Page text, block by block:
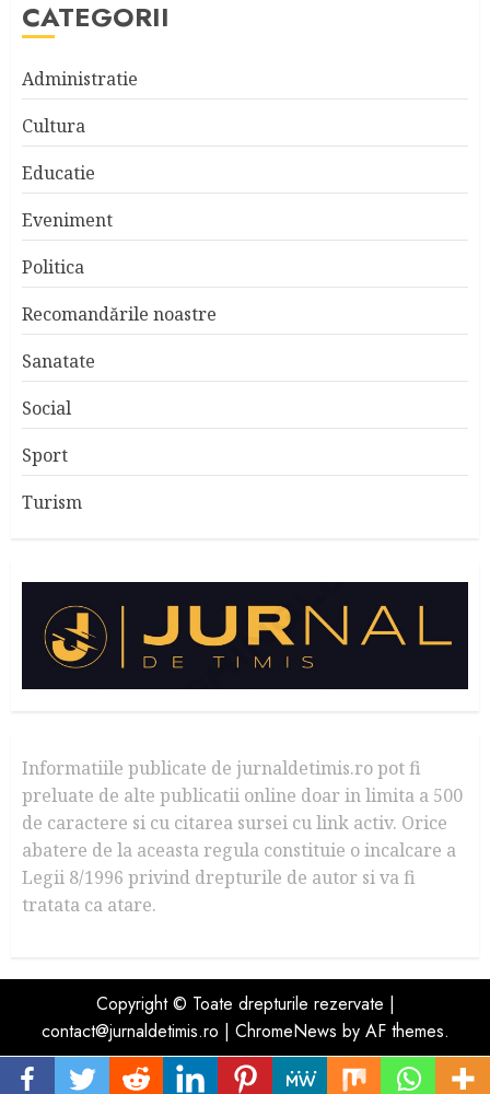
CATEGORII
Administratie
Cultura
Educatie
Eveniment
Politica
Recomandările noastre
Sanatate
Social
Sport
Turism
Informatiile publicate de jurnaldetimis.ro pot fi
preluate de alte publicatii online doar in limita a 500
de caractere si cu citarea sursei cu link activ. Orice
abatere de la aceasta regula constituie o incalcare a
Legii 8/1996 privind drepturile de autor si va fi
tratata ca atare.
Copyright © Toate drepturile rezervate |
contact@jurnaldetimis.ro | ChromeNews by AF themes.